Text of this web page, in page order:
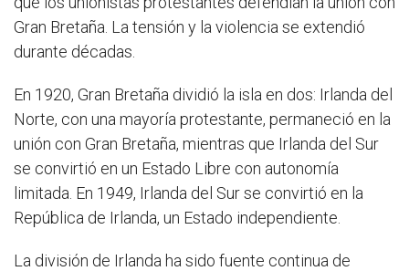
Gran Bretaña. La tensión y la violencia se extendió
durante décadas.
En 1920, Gran Bretaña dividió la isla en dos: Irlanda del
Norte, con una mayoría protestante, permaneció en la
unión con Gran Bretaña, mientras que Irlanda del Sur
se convirtió en un Estado Libre con autonomía
limitada. En 1949, Irlanda del Sur se convirtió en la
República de Irlanda, un Estado independiente.
La división de Irlanda ha sido fuente continua de